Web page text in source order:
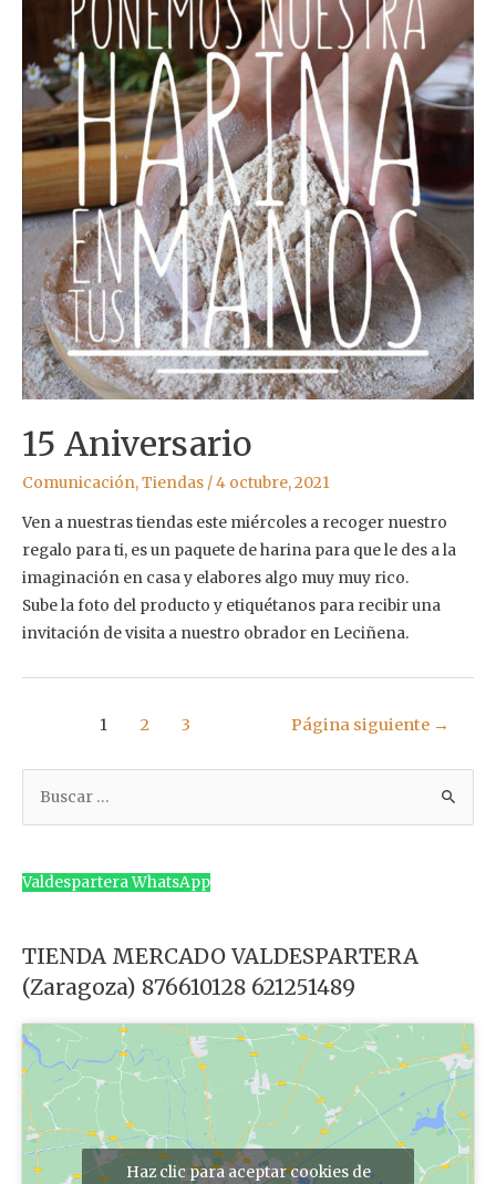
15 Aniversario
Comunicación,Tiendas /4 octubre, 2021
Ven a nuestras tiendas este miércoles a recoger nuestro
regalo para ti, es un paquete de harina para que le des a la
imaginación en casa y elabores algo muy muy rico.
Sube la foto del producto y etiquétanos para recibir una
invitación de visita a nuestro obrador en Leciñena.
Navegación
entradas
1 2 3 Página siguiente →
c
p
o
r
:
Valdespartera WhatsApp
TIENDA MERCADO VALDESPARTERA
(Zaragoza) 876610128 621251489
Haz clic para aceptar cookies de